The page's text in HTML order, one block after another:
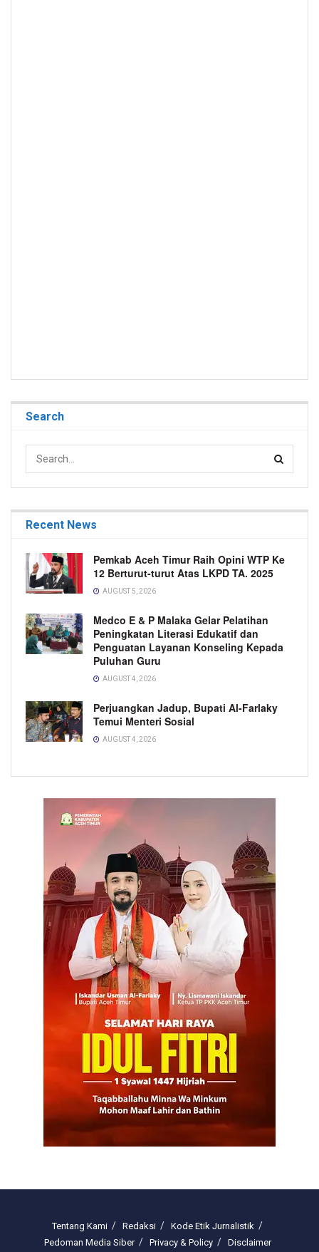
Search
Recent News
Pemkab Aceh Timur Raih Opini WTP Ke
12 Berturut-turut Atas LKPD TA. 2025
AUGUST 5, 2026
Medco E & P Malaka Gelar Pelatihan
Peningkatan Literasi Edukatif dan
Penguatan Layanan Konseling Kepada
Puluhan Guru
AUGUST 4, 2026
Perjuangkan Jadup, Bupati Al-Farlaky
Temui Menteri Sosial
AUGUST 4, 2026
Tentang Kami Redaksi
Kode Etik Jurnalistik
Pedoman Media Siber
Privacy & Policy Disclaimer